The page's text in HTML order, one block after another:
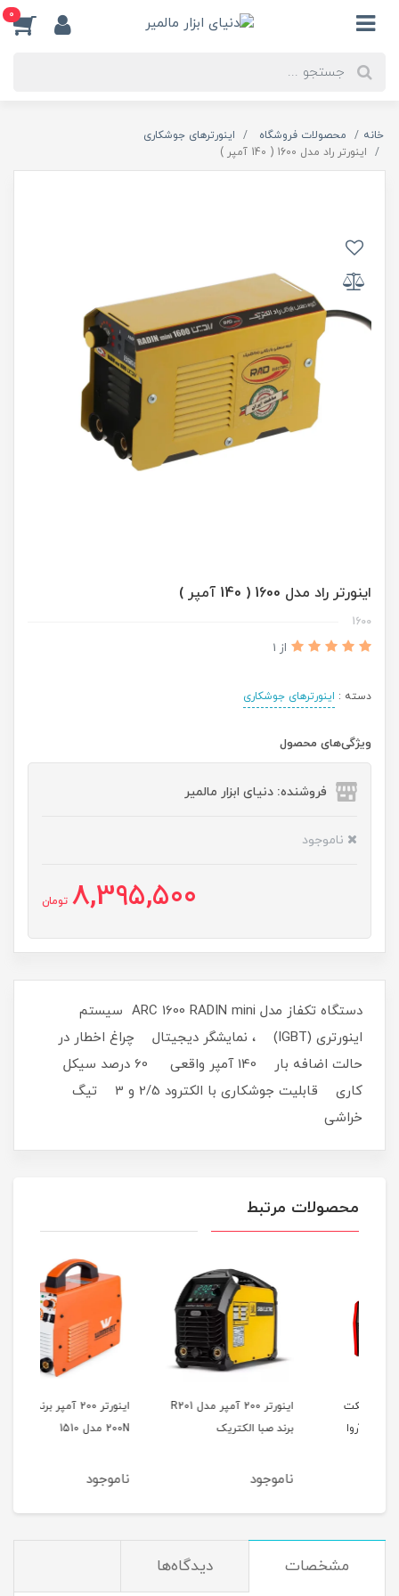
0
خانه محصولات فروشگاه
اینورترهای جوشکاری
اینورتر راد مدل 1600 ( 140 آمپر )
اینورتر راد مدل 1600 ( 140 آمپر )
1600
از 1
دسته : اینورترهای جوشکاری
ویژگی‌های محصول
فروشنده: دنیای ابزار مالمیر
ناموجود
8,395,500 تومان
دستگاه تکفاز مدل ARC 1600 RADIN mini سیستم
اینورتری (IGBT) ، نمایشگر دیجیتال چراغ اخطار در
حالت اضافه بار 140 آمپر واقعی 60 درصد سیکل
کاری قابلیت جوشکاری با الکترود 2/5 و 3 تیگ
خراشی
محصولات مرتبط
اینورتر 200 آمپر مدل R201
برند صبا الکتریک
اینورتر 200 آمپر برند وینر
مشخصات دیدگاه‌ها